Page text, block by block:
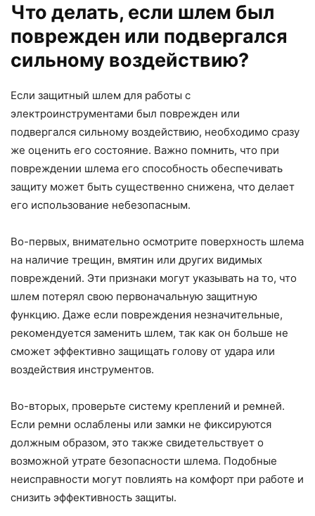
Что делать, если шлем был
поврежден или подвергался
сильному воздействию?
Если защитный шлем для работы с
электроинструментами был поврежден или
подвергался сильному воздействию, необходимо сразу
же оценить его состояние. Важно помнить, что при
повреждении шлема его способность обеспечивать
защиту может быть существенно снижена, что делает
его использование небезопасным.
Во-первых, внимательно осмотрите поверхность шлема
на наличие трещин, вмятин или других видимых
повреждений. Эти признаки могут указывать на то, что
шлем потерял свою первоначальную защитную
функцию. Даже если повреждения незначительные,
рекомендуется заменить шлем, так как он больше не
сможет эффективно защищать голову от удара или
воздействия инструментов.
Во-вторых, проверьте систему креплений и ремней.
Если ремни ослаблены или замки не фиксируются
должным образом, это также свидетельствует о
возможной утрате безопасности шлема. Подобные
неисправности могут повлиять на комфорт при работе и
снизить эффективность защиты.